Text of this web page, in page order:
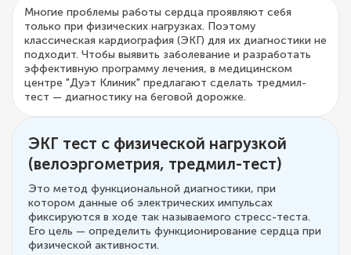
Многие проблемы работы сердца проявляют себя
только при физических нагрузках. Поэтому
классическая кардиография (ЭКГ) для их диагностики не
подходит. Чтобы выявить заболевание и разработать
эффективную программу лечения, в медицинском
центре "Дуэт Клиник" предлагают сделать тредмил-
тест — диагностику на беговой дорожке.
ЭКГ тест с физической нагрузкой
(велоэргометрия, тредмил-тест)
Это метод функциональной диагностики, при
котором данные об электрических импульсах
фиксируются в ходе так называемого стресс-теста.
Его цель — определить функционирование сердца при
физической активности.